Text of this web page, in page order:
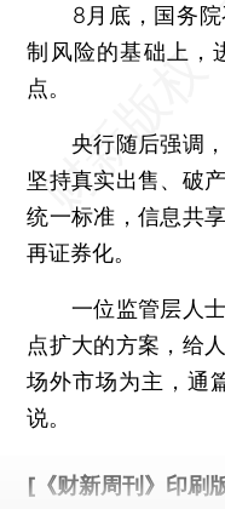
8月底，国务院
制风险的基础上，
点。
央行随后强调，
坚持真实出售、破
统一标准，信息共
再证券化。
一位监管层人士
点扩大的方案，给
场外市场为主，通
说。
[《财新周刊》印刷